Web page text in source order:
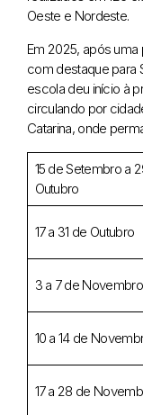
Oeste e Nordeste.
Em 2025, após
com destaque para
escola deu início à
circulando por
Catarina, onde
15 de Setembro a
Outubro
17 a 31 de Outubro
3 a 7 de Novembro
10 a 14 de
17 a 28 de